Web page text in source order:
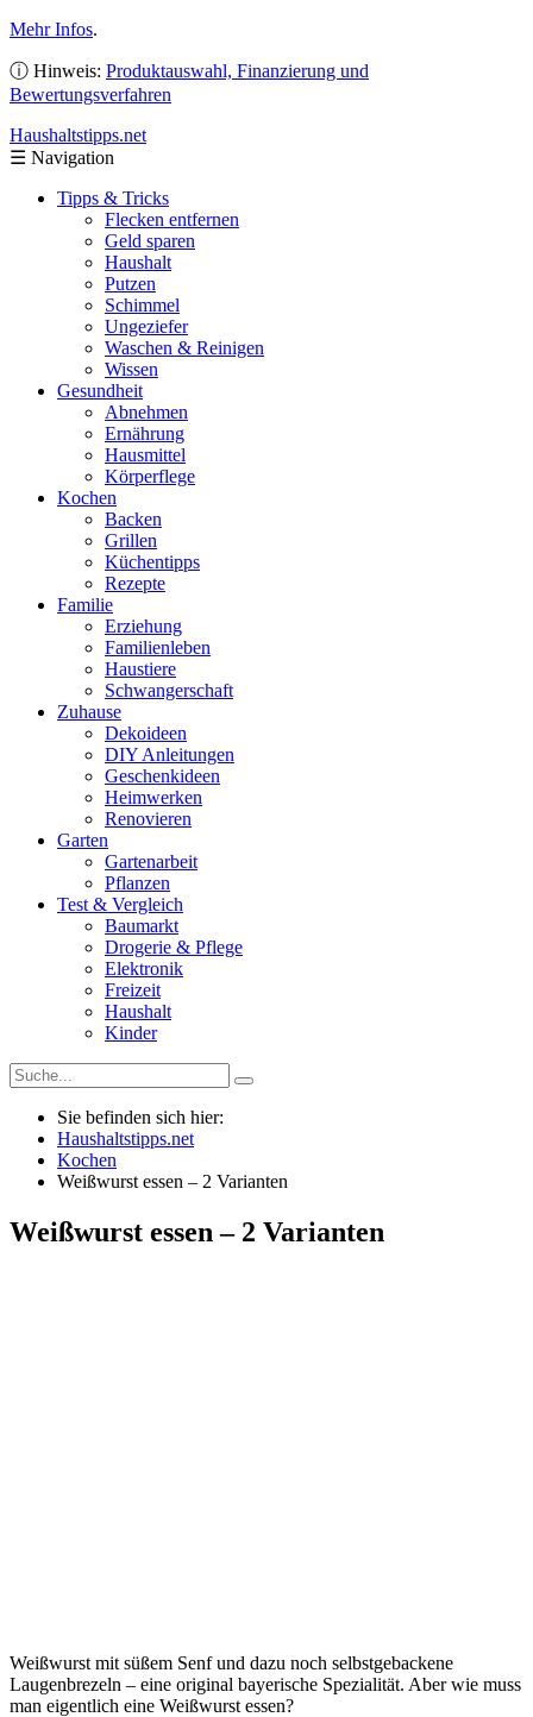
Mehr Infos.
ⓘ Hinweis: Produktauswahl, Finanzierung und
Bewertungsverfahren
Haushaltstipps.net
☰ Navigation
Tipps & Tricks
Flecken entfernen
Geld sparen
Haushalt
Putzen
Schimmel
Ungeziefer
Waschen & Reinigen
Wissen
Gesundheit
Abnehmen
Ernährung
Hausmittel
Körperflege
Kochen
Backen
Grillen
Küchentipps
Rezepte
Familie
Erziehung
Familienleben
Haustiere
Schwangerschaft
Zuhause
Dekoideen
DIY Anleitungen
Geschenkideen
Heimwerken
Renovieren
Garten
Gartenarbeit
Pflanzen
Test & Vergleich
Baumarkt
Drogerie & Pflege
Elektronik
Freizeit
Haushalt
Kinder
Sie befinden sich hier:
Haushaltstipps.net
Kochen
Weißwurst essen – 2 Varianten
Weißwurst essen – 2 Varianten
Weißwurst mit süßem Senf und dazu noch selbstgebackene
Laugenbrezeln – eine original bayerische Spezialität. Aber wie muss
man eigentlich eine Weißwurst essen?